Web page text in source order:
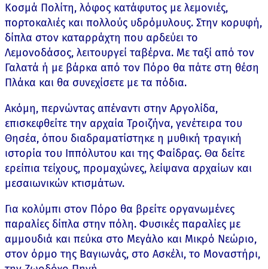
Κοσμά Πολίτη, λόφος κατάφυτος με λεμονιές,
πορτοκαλιές και πολλούς υδρόμυλους. Στην κορυφή,
δίπλα στον καταρράχτη που αρδεύει το
Λεμονοδάσος, λειτουργεί ταβέρνα. Με ταξί από τον
Γαλατά ή με βάρκα από τον Πόρο θα πάτε στη θέση
Πλάκα και θα συνεχίσετε με τα πόδια.
Ακόμη, περνώντας απέναντι στην Αργολίδα,
επισκεφθείτε την αρχαία Τροιζήνα, γενέτειρα του
Θησέα, όπου διαδραματίστηκε η μυθική τραγική
ιστορία του Ιππόλυτου και της Φαίδρας. Θα δείτε
ερείπια τείχους, προμαχώνες, λείψανα αρχαίων και
μεσαιωνικών κτισμάτων.
Για κολύμπι στον Πόρο θα βρείτε οργανωμένες
παραλίες δίπλα στην πόλη. Φυσικές παραλίες με
αμμουδιά και πεύκα στο Μεγάλο και Μικρό Νεώριο,
στον όρμο της Βαγιωνάς, στο Ασκέλι, το Μοναστήρι,